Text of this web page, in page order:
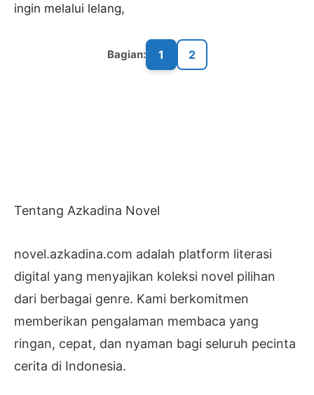
ingin melalui lelang,
Bagian: 1 2
Tentang Azkadina Novel
novel.azkadina.com adalah platform literasi
digital yang menyajikan koleksi novel pilihan
dari berbagai genre. Kami berkomitmen
memberikan pengalaman membaca yang
ringan, cepat, dan nyaman bagi seluruh pecinta
cerita di Indonesia.